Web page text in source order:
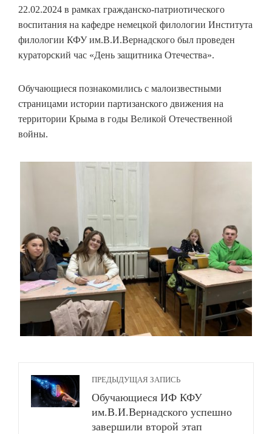
22.02.2024 в рамках гражданско-патриотического
воспитания на кафедре немецкой филологии Института
филологии КФУ им.В.И.Вернадского был проведен
кураторский час «День защитника Отечества».
Обучающиеся познакомились с малоизвестными
страницами истории партизанского движения на
территории Крыма в годы Великой Отечественной
войны.
ПРЕДЫДУЩАЯ ЗАПИСЬ
Обучающиеся ИФ КФУ
им.В.И.Вернадского успешно
завершили второй этап